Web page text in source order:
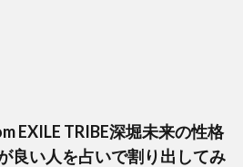
EXILE TRIBE深堀未来の性格
良い人を占いで割り出してみ